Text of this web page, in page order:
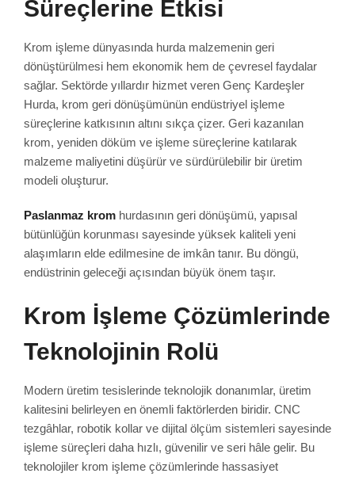
Süreçlerine Etkisi
Krom işleme dünyasında hurda malzemenin geri
dönüştürülmesi hem ekonomik hem de çevresel faydalar
sağlar. Sektörde yıllardır hizmet veren Genç Kardeşler
Hurda, krom geri dönüşümünün endüstriyel işleme
süreçlerine katkısının altını sıkça çizer. Geri kazanılan
krom, yeniden döküm ve işleme süreçlerine katılarak
malzeme maliyetini düşürür ve sürdürülebilir bir üretim
modeli oluşturur.
Paslanmaz krom hurdasının geri dönüşümü, yapısal
bütünlüğün korunması sayesinde yüksek kaliteli yeni
alaşımların elde edilmesine de imkân tanır. Bu döngü,
endüstrinin geleceği açısından büyük önem taşır.
Krom İşleme Çözümlerinde
Teknolojinin Rolü
Modern üretim tesislerinde teknolojik donanımlar, üretim
kalitesini belirleyen en önemli faktörlerden biridir. CNC
tezgâhlar, robotik kollar ve dijital ölçüm sistemleri sayesinde
işleme süreçleri daha hızlı, güvenilir ve seri hâle gelir. Bu
teknolojiler krom işleme çözümlerinde hassasiyet